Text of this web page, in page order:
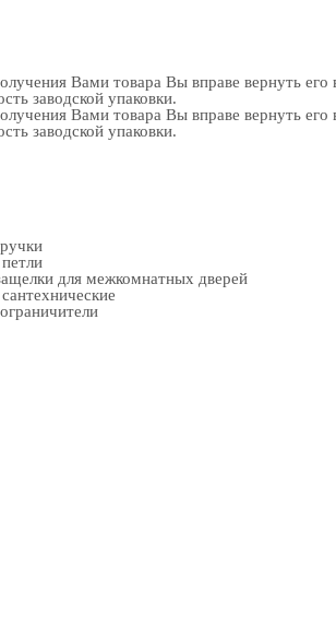
Вами товара Вы вправе вернуть его
заводской упаковки.
Вами товара Вы вправе вернуть его
заводской упаковки.
для межкомнатных дверей